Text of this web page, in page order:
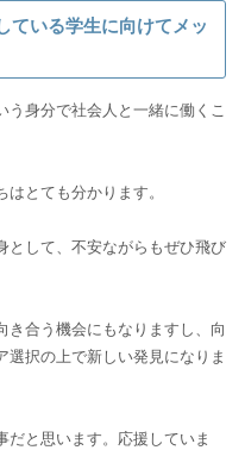
ている学生に向けてメッ
身分で社会人と一緒に働くこ
とても分かります。
として、不安ながらもぜひ飛び
き合う機会にもなりますし、向
選択の上で新しい発見になりま
だと思います。応援していま